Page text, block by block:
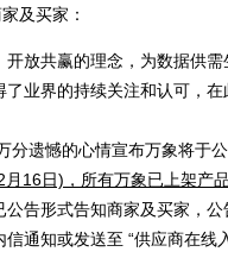
及买家：
放共赢的理念，为数据供
业界的持续关注和认可，
分遗憾的心情宣布万象将于
16日)，所有万象已上架产
告形式告知商家及买家，
通知或发送至 “供应商在线
留言反馈